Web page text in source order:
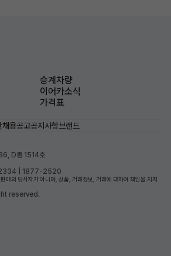
승계차량
이어카소식
가격표
채용공고공지사항브랜드
D동 1514호
| 1877-2520
매의 당사자가 아니며, 상품, 거래정보, 거래에 대하여 책임을 지지
reserved.